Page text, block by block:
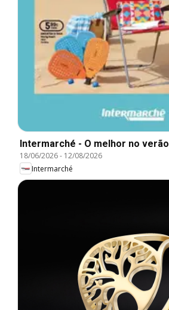
Intermarché - O melhor no verão
18/06/2026- 12/08/2026
Intermarché